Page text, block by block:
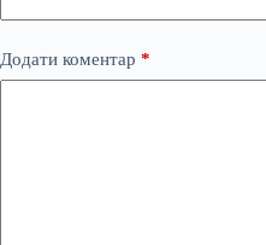
Додати коментар *